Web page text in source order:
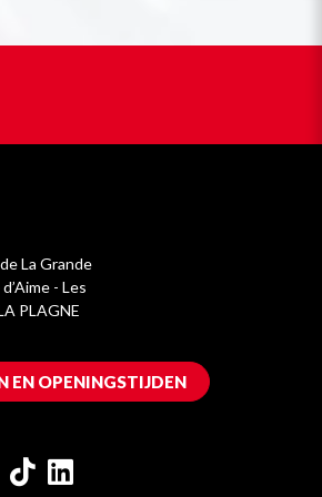
La Grande
- Les
PLAGNE
EN OPENINGSTIJDEN